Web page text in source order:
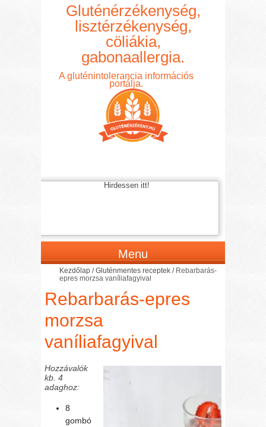
Gluténérzékenység,
lisztérzékenység,
cöliákia,
gabonaallergia.
A gluténintolerancia információs
portálja.
Hirdessen itt!
Menu
Kezdőlap /Gluténmentes receptek / Rebarbarás-
epres morzsa vaníliafagyival
Rebarbarás-epres
morzsa
vaníliafagyival
Hozzávalók
kb. 4
adaghoz:
8
gombó